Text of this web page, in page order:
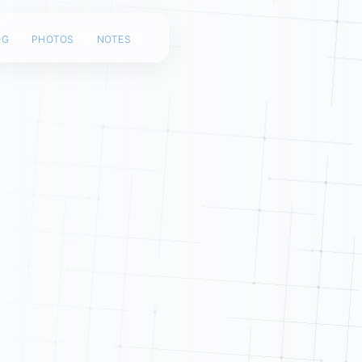
photos notes